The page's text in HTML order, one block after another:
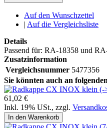
Auf den Wunschzettel
| Auf die Vergleichsliste
Details
Passend für: RA-18358 und
Zusatzinformation
Vergleichsnummer 5477356
Sie könnten auch an
61,02 €
Inkl. 19% USt., zzgl.
In den Warenkorb